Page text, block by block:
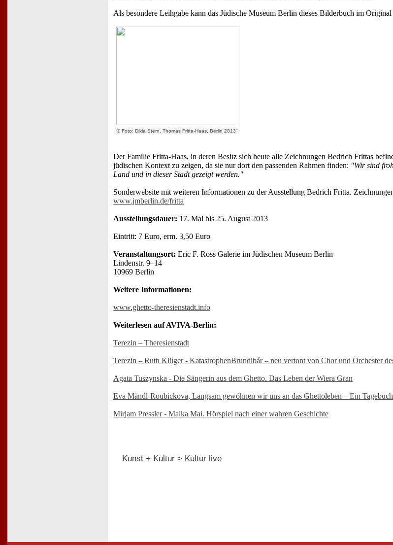
Als besondere Leihgabe kann das Jüdische Museum Berlin dieses Bilderbuch im Original
© Foto: Dikla Stern. Thomas Fritta-Haas, Berlin 2013"
Der Familie Fritta-Haas, in deren Besitz sich heute alle Zeichnungen Bedrich Frittas
jüdischen Kontext zu zeigen, da sie nur dort den passenden Rahmen finden: "Wir sind
Land und in dieser Stadt gezeigt werden."
Sonderwebsite mit weiteren Informationen zu der Ausstellung Bedrich Fritta.
www.jmberlin.de/fritta
Ausstellungsdauer: 17. Mai bis 25. August 2013
Eintritt: 7 Euro, erm. 3,50 Euro
Veranstaltungsort: Eric F. Ross Galerie im Jüdischen Museum Berlin
Lindenstr. 9–14
10969 Berlin
Weitere Informationen:
www.ghetto-theresienstadt.info
Weiterlesen auf AVIVA-Berlin:
Terezin – Theresienstadt
Terezin – Ruth Klüger - KatastrophenBrundibár – neu vertont von Chor und Orchester
Agata Tuszynska - Die Sängerin aus dem Ghetto. Das Leben der Wiera Gran
Eva Mändl-Roubickova, Langsam gewöhnen wir uns an das Ghettoleben – Ein
Mirjam Pressler - Malka Mai. Hörspiel nach einer wahren Geschichte
Kunst + Kultur > Kultur live